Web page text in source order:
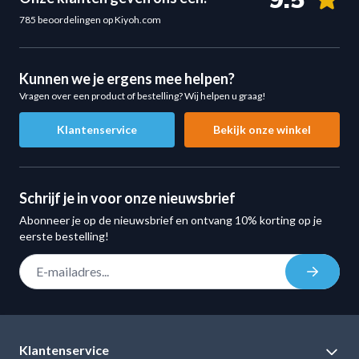
Specificaties Rubber/Chrome Kettlebell 36 kg
Gewicht:36 kg
Handgreep: ergonomisch verchroomd staal
Kleur: zwart met chromen handgreep
Geschikt voor zware krachttraining
Ideaal voor CrossFit en Professionele Krachttraining
Derubber/chrome kettlebell 36 kgis perfect voor
intensieve trainingsvormen waarbij kracht, controle en
explosiviteit centraal staan.
Geschikt voor:
CrossFit trainingen
Colli 1
Colli Gewicht 37 kg
785 beoordelingen op Kiyoh.com
Kunnen we je ergens mee helpen?
Vragen over een product of bestelling? Wij helpen u graag!
Klantenservice Bekijk onze winkel
Schrijf je in voor onze nieuwsbrief
Abonneer je op de nieuwsbrief en ontvang 10% korting op je
eerste bestelling!
Klantenservice